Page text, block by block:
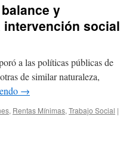
y
social
a las políticas públicas de
de similar naturaleza,
→
, Rentas Mínimas, Trabajo Social |